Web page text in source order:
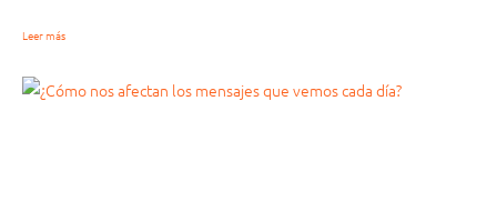
Leer más